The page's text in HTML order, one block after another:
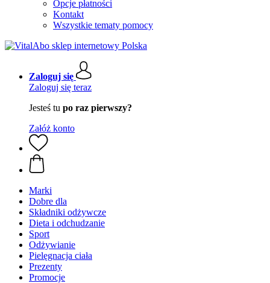
Opcje płatności
Kontakt
Wszystkie tematy pomocy
Zaloguj się
Zaloguj się teraz
Jesteś tu po raz pierwszy?
Załóż konto
Marki
Dobre dla
Składniki odżywcze
Dieta i odchudzanie
Sport
Odżywianie
Pielęgnacja ciała
Prezenty
Promocje